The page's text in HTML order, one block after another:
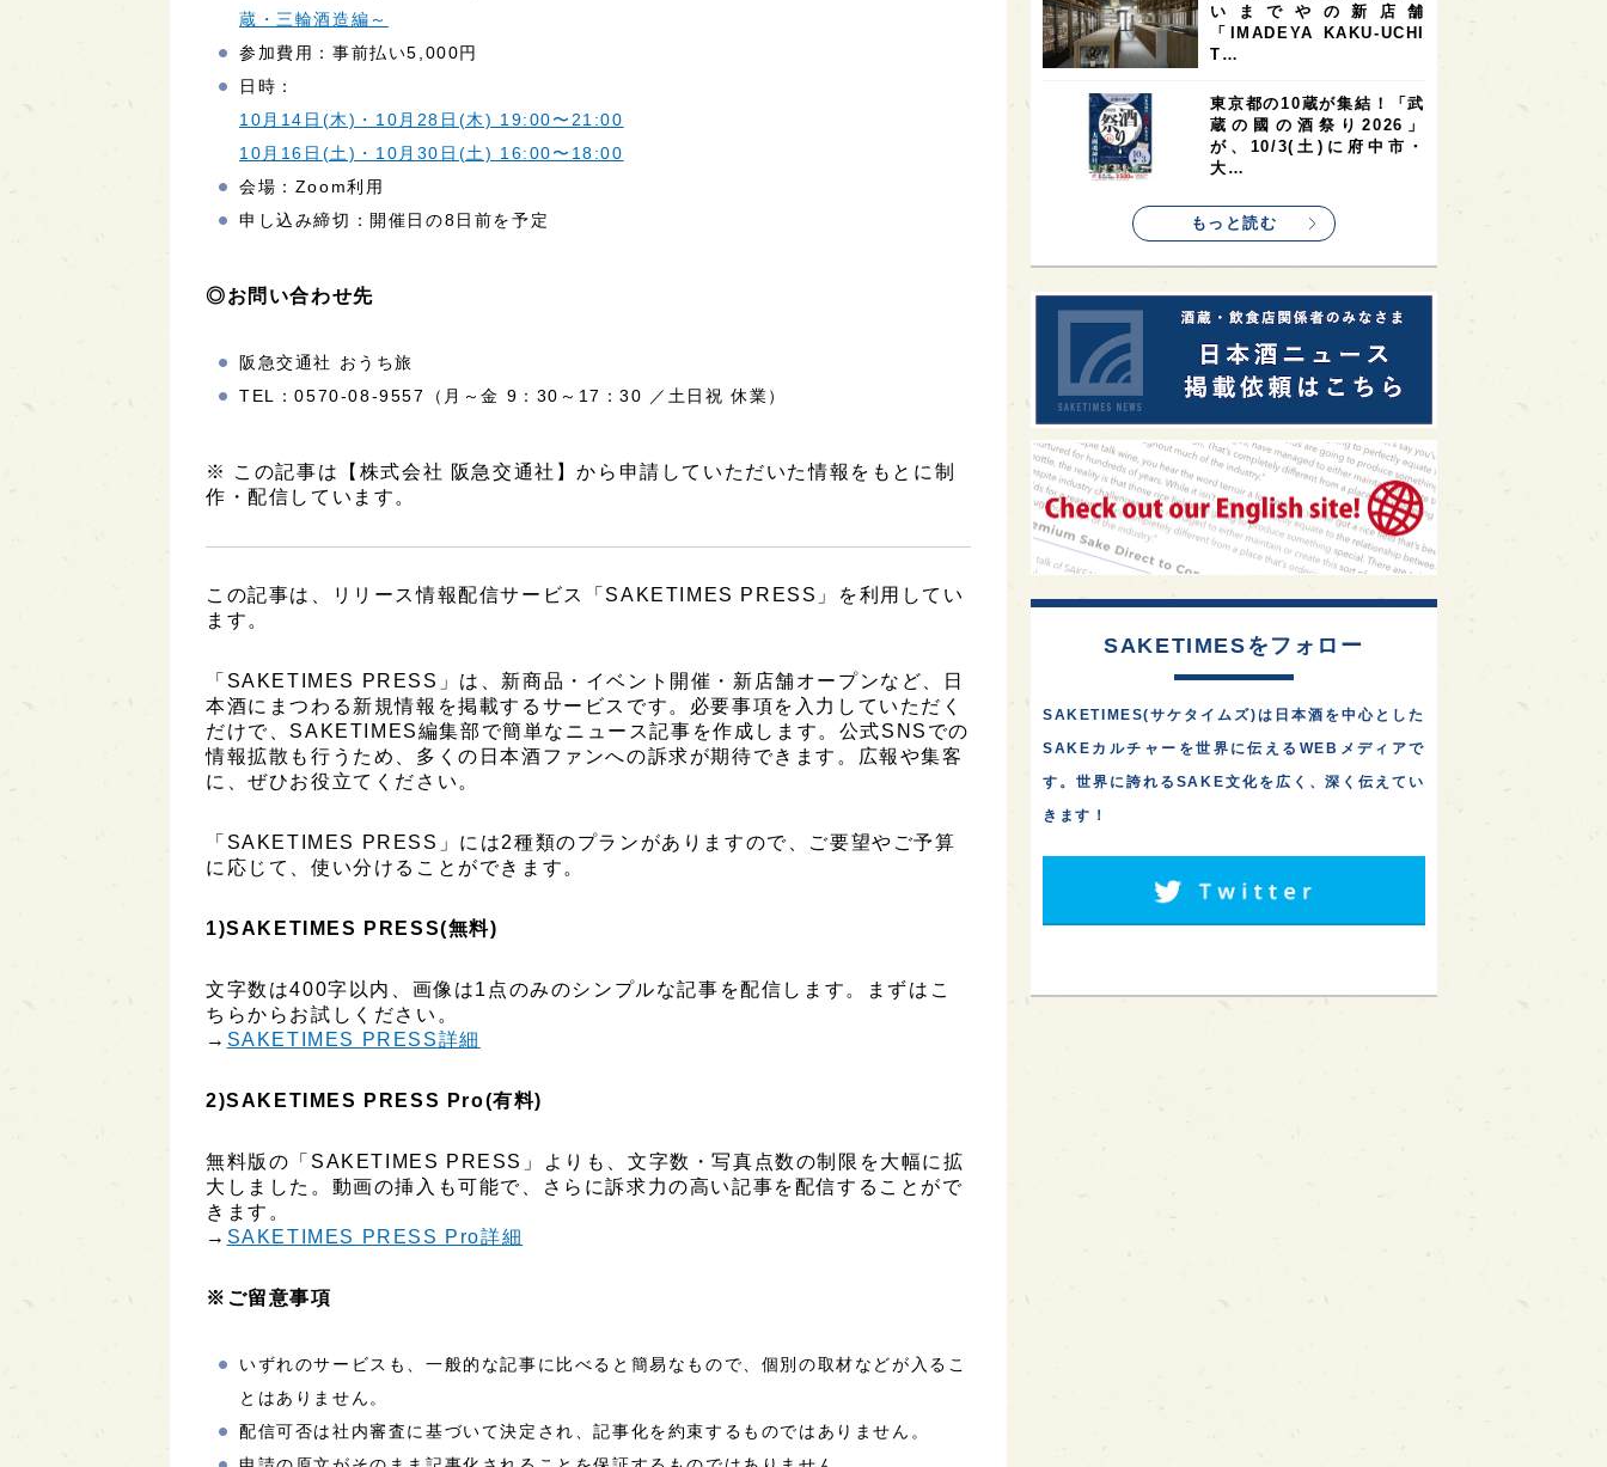
蔵・三輪酒造編～
参加費用：事前払い5,000円
日時：
10月14日(木)・10月28日(木) 19:00〜21:00
10月16日(土)・10月30日(土) 16:00〜18:00
会場：Zoom利用
申し込み締切：開催日の8日前を予定
◎お問い合わせ先
阪急交通社 おうち旅
TEL：0570-08-9557（月～金 9：30～17：30 ／土日祝 休業）
※ この記事は【株式会社 阪急交通社】から申請していただいた情報をもとに制
作・配信しています。
この記事は、リリース情報配信サービス「SAKETIMES PRESS」を利用してい
ます。
「SAKETIMES PRESS」は、新商品・イベント開催・新店舗オープンなど、日
本酒にまつわる新規情報を掲載するサービスです。必要事項を入力していただく
だけで、SAKETIMES編集部で簡単なニュース記事を作成します。公式SNSでの
情報拡散も行うため、多くの日本酒ファンへの訴求が期待できます。広報や集客
に、ぜひお役立てください。
「SAKETIMES PRESS」には2種類のプランがありますので、ご要望やご予算
に応じて、使い分けることができます。
1)SAKETIMES PRESS(無料)
文字数は400字以内、画像は1点のみのシンプルな記事を配信します。まずはこ
ちらからお試しください。
→ SAKETIMES PRESS詳細
2)SAKETIMES PRESS Pro(有料)
無料版の「SAKETIMES PRESS」よりも、文字数・写真点数の制限を大幅に拡
大しました。動画の挿入も可能で、さらに訴求力の高い記事を配信することがで
きます。
→ SAKETIMES PRESS Pro詳細
※ご留意事項
いずれのサービスも、一般的な記事に比べると簡易なもので、個別の取材などが入るこ
とはありません。
配信可否は社内審査に基づいて決定され、記事化を約束するものではありません。
全蔵めぐり 1 シンガポール 1 カナダ 1
群馬県 1 熊本県 徳島県
イギリス 1 ノルウェー 1 新宿区 1
歌舞伎町 1 1 鳥取県 1
saketimes_image_4
いまでやの新店舗
「IMADEYA KAKU-UCHI
T…
東京都の10蔵が集結！「武
蔵の國の酒祭り2026」
が、10/3(土)に府中市・
大…
もっと読む
SAKETIMESをフォロー
SAKETIMES(サケタイムズ)は日本酒を中心とした
SAKEカルチャーを世界に伝えるWEBメディアで
す。世界に誇れるSAKE文化を広く、深く伝えてい
きます！